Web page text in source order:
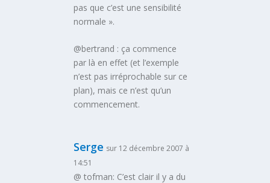
pas que c’est une sensibilité
normale ».
@bertrand : ça commence
par là en effet (et l’exemple
n’est pas irréprochable sur ce
plan), mais ce n’est qu’un
commencement.
Serge sur 12 décembre 2007 à
14:51
@ tofman: C’est clair il y a du